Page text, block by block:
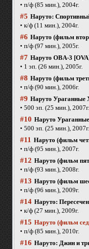
• п/ф (85 мин.), 2004г.
#5 Наруто:
• к/ф (11 мин.), 2004г.
#6 Наруто (фильм
• п/ф (97 мин.), 2005г.
#7 Наруто OBA-3
• 1 эп. (26 мин.), 2005г.
#8 Наруто (фильм
• п/ф (90 мин.), 2006г.
#9 Наруто Ураганные
• 500 эп. (25 мин.), 2007г.
#10 Наруто
• 500 эп. (25 мин.), 2007г.
#11 Наруто (фильм
• п/ф (95 мин.), 2007г.
#12 Наруто (фильм
• п/ф (93 мин.), 2008г.
#13 Наруто (фильм
• п/ф (96 мин.), 2009г.
#14 Наруто:
• к/ф (27 мин.), 2009г.
#15 Наруто (фильм
• п/ф (85 мин.), 2010г.
#16 Наруто: Джин и